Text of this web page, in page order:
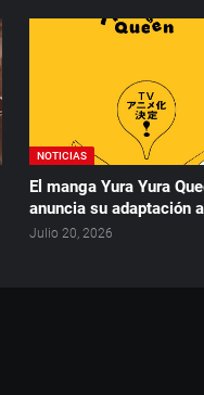
NOTICIAS
El manga Yura Yura
anuncia su adaptación
Julio 20, 2026